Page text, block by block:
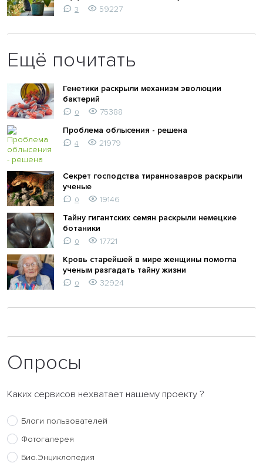
3 59227
Ещё почитать
Генетики раскрыли механизм эволюции
бактерий
0
75388
Проблема облысения - решена
4 21979
Секрет господства тираннозавров раскрыли
ученые
0
19146
Тайну гигантских семян раскрыли немецкие
ботаники
0
17721
Кровь старейшей в мире женщины помогла
ученым разгадать тайну жизни
0 32924
Опросы
Каких сервисов нехватает нашему проекту ?
Блоги пользователей
Фотогалерея
Био.Энциклопедия